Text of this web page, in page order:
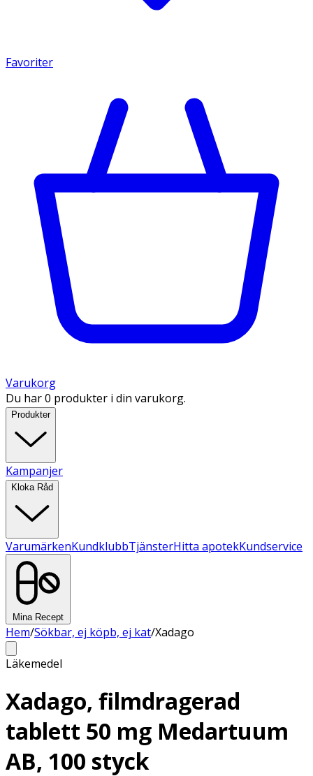
Favoriter
Varukorg
Du har 0 produkter i din varukorg.
Produkter
Kampanjer
Kloka Råd
VarumärkenKundklubbTjänsterHitta apotekKundservice
Mina Recept
Hem/Sökbar, ej köpb, ej kat/Xadago
Läkemedel
Xadago, filmdragerad
tablett 50 mg Medartuum
AB, 100 styck